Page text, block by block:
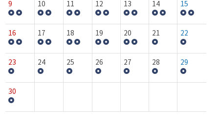
9 10 11 12 13 14 15
16 17 18 19 20 21 22
23 24 25 26 27 28 29
30